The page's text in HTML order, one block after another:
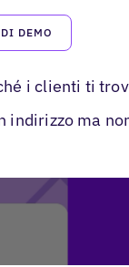
DEMO
i clienti ti
ma